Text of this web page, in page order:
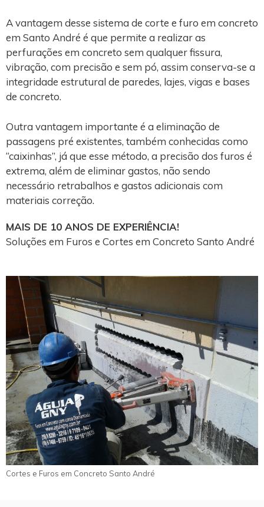
A vantagem desse sistema de corte e furo em concreto
em Santo André é que permite a realizar as
perfurações em concreto sem qualquer fissura,
vibração, com precisão e sem pó, assim conserva-se a
integridade estrutural de paredes, lajes, vigas e bases
de concreto.
Outra vantagem importante é a eliminação de
passagens pré existentes, também conhecidas como
“caixinhas”, já que esse método, a precisão dos furos é
extrema, além de eliminar gastos, não sendo
necessário retrabalhos e gastos adicionais com
materiais correção.
MAIS DE 10 ANOS DE EXPERIÊNCIA!
Soluções em Furos e Cortes em Concreto Santo André
Cortes e Furos em Concreto Santo André